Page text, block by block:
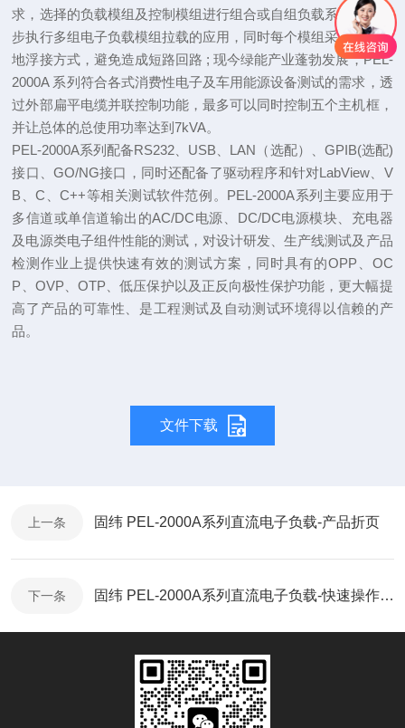
求，选择的负载模组及控制模组进行组合或自组负载系统，可同
步执行多组电子负载模组拉载的应用，同时每个模组采用隔离与
地浮接方式，避免造成短路回路 ; 现今绿能产业蓬勃发展，PEL-
2000A 系列符合各式消费性电子及车用能源设备测试的需求，透
过外部扁平电缆并联控制功能，最多可以同时控制五个主机框，
并让总体的总使用功率达到7kVA。
PEL-2000A系列配备RS232、USB、LAN（选配）、GPIB(选配)
接口、GO/NG接口，同时还配备了驱动程序和针对LabView、V
B、C、C++等相关测试软件范例。PEL-2000A系列主要应用于
多信道或单信道输出的AC/DC电源、DC/DC电源模块、充电器
及电源类电子组件性能的测试，对设计研发、生产线测试及产品
检测作业上提供快速有效的测试方案，同时具有的OPP、OC
P、OVP、OTP、低压保护以及正反向极性保护功能，更大幅提
高了产品的可靠性、是工程测试及自动测试环境得以信赖的产
品。
文件下载
上一条 固纬 PEL-2000A系列直流电子负载-产品折页
下一条 固纬 PEL-2000A系列直流电子负载-快速操作指南